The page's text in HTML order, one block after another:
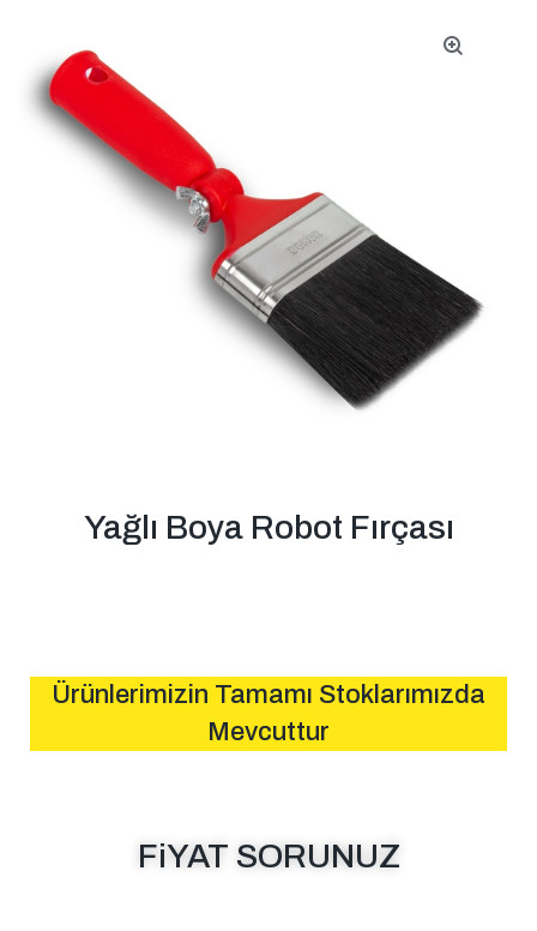
Yağlı Boya Robot Fırçası
Ürünlerimizin Tamamı Stoklarımızda
Mevcuttur
FiYAT SORUNUZ